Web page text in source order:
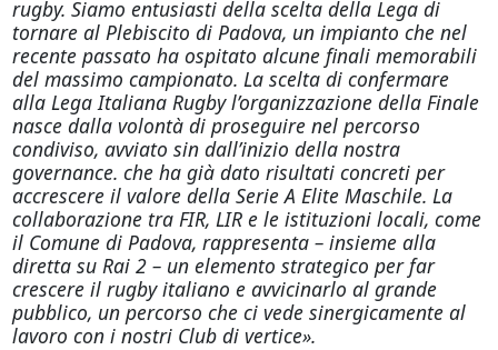
rugby. Siamo entusiasti della scelta della Lega di
tornare al Plebiscito di Padova, un impianto che nel
recente passato ha ospitato alcune finali memorabili
del massimo campionato. La scelta di confermare
alla Lega Italiana Rugby l’organizzazione della Finale
nasce dalla volontà di proseguire nel percorso
condiviso, avviato sin dall’inizio della nostra
governance. che ha già dato risultati concreti per
accrescere il valore della Serie A Elite Maschile. La
collaborazione tra FIR, LIR e le istituzioni locali, come
il Comune di Padova, rappresenta – insieme alla
diretta su Rai 2 – un elemento strategico per far
crescere il rugby italiano e avvicinarlo al grande
pubblico, un percorso che ci vede sinergicamente al
lavoro con i nostri Club di vertice».